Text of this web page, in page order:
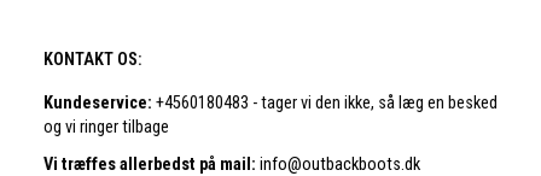
KONTAKT OS:
Kundeservice: +4560180483 - tager vi den ikke, så læg en besked
og vi ringer tilbage
Vi træffes allerbedst på mail: info@outbackboots.dk